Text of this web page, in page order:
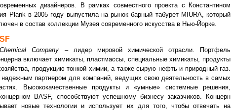
дизайнеров. В рамках совместного проекта с Константином
Plank в 2005 году выпустила на рынок барный табурет MIURA, который
в состав коллекции Музея современного искусства в Нью-Йорке.
Company –лидер мировой химической отрасли. Портфель
включает химикаты, пластмассы, специальные химикаты, продукты
продукцию тонкой химии, а также сырую нефть и природный газ.
надежным партнером для компаний, ведущих свою деятельность в самых
Высококачественные продукты и «умные» системные решения,
BASF, способствуют успешному бизнесу заказчиков. Концерн
новые технологии и использует их для того, чтобы отвечать на